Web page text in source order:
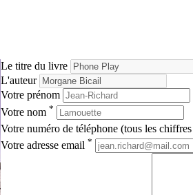
Le titre du livre
L'auteur
Votre prénom
Votre nom *
Votre numéro de téléphone (tous les
Votre adresse email *